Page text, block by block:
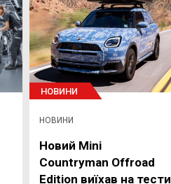
НОВИНИ
НОВИНИ
Новий Mini
Countryman Offroad
Edition виїхав на тести